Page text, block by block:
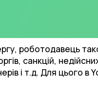
роботодавець
санкцій,
і т.д. Для цього в